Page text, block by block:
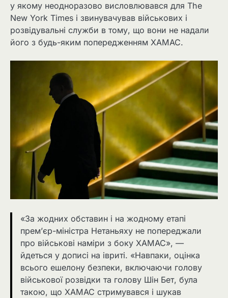
у якому неодноразово висловлювався для The
New York Times і звинувачував військових і
розвідувальні служби в тому, що вони не надали
його з будь-яким попередженням ХАМАС.
«За жодних обставин і на жодному етапі
прем’єр-міністра Нетаньяху не попереджали
про військові наміри з боку ХАМАС», —
йдеться у дописі на івриті. «Навпаки, оцінка
всього ешелону безпеки, включаючи голову
військової розвідки та голову Шін Бет, була
такою, що ХАМАС стримувався і шукав